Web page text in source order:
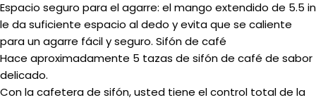
Espacio seguro para el agarre: el mango extendido de 5.5 in
le da suficiente espacio al dedo y evita que se caliente
para un agarre fácil y seguro. Sifón de café
Hace aproximadamente 5 tazas de sifón de café de sabor
delicado.
Con la cafetera de sifón, usted tiene el control total de la